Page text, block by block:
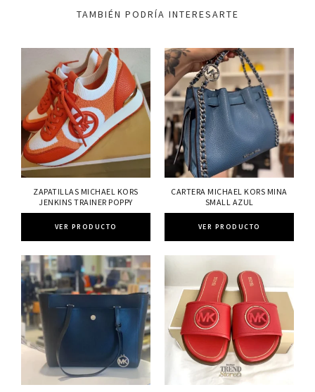
TAMBIÉN PODRÍA INTERESARTE
ZAPATILLAS MICHAEL KORS
JENKINS TRAINER POPPY
VER PRODUCTO
CARTERA MICHAEL KORS MINA
SMALL AZUL
VER PRODUCTO